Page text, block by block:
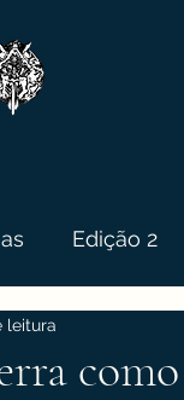
Edição 2
leitura